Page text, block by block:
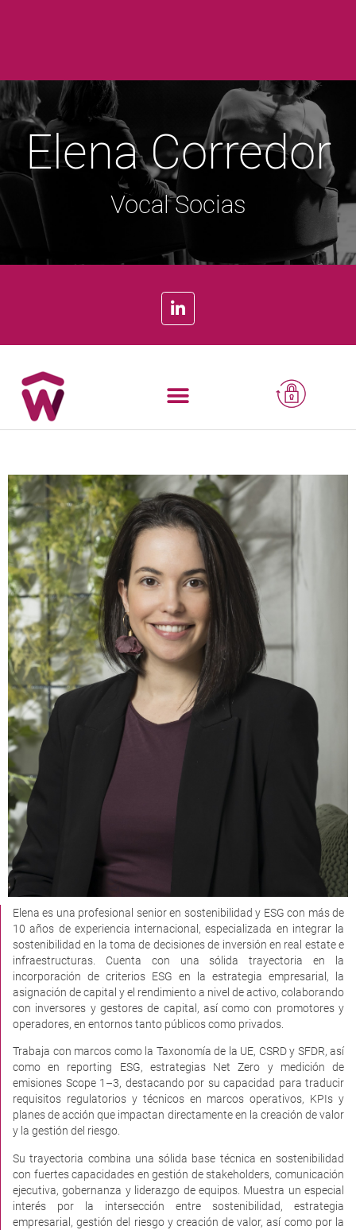
Elena Corredor
Vocal Socias
Elena es una profesional senior en sostenibilidad y ESG con más de
10 años de experiencia internacional, especializada en integrar la
sostenibilidad en la toma de decisiones de inversión en real estate e
infraestructuras. Cuenta con una sólida trayectoria en la
incorporación de criterios ESG en la estrategia empresarial, la
asignación de capital y el rendimiento a nivel de activo, colaborando
con inversores y gestores de capital, así como con promotores y
operadores, en entornos tanto públicos como privados.
Trabaja con marcos como la Taxonomía de la UE, CSRD y SFDR, así
como en reporting ESG, estrategias Net Zero y medición de
emisiones Scope 1–3, destacando por su capacidad para traducir
requisitos regulatorios y técnicos en marcos operativos, KPIs y
planes de acción que impactan directamente en la creación de valor
y la gestión del riesgo.
Su trayectoria combina una sólida base técnica en sostenibilidad
con fuertes capacidades en gestión de stakeholders, comunicación
ejecutiva, gobernanza y liderazgo de equipos. Muestra un especial
interés por la intersección entre sostenibilidad, estrategia
empresarial, gestión del riesgo y creación de valor, así como por la